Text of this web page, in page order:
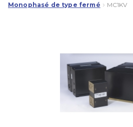
Monophasé de type fermé
MC1KV